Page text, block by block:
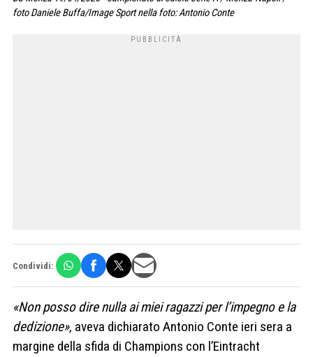
foto Daniele Buffa/Image Sport nella foto: Antonio Conte
Condividi:
«Non posso dire nulla ai miei ragazzi per l’impegno e la
dedizione», aveva dichiarato Antonio Conte ieri sera a
margine della sfida di Champions con l’Eintracht